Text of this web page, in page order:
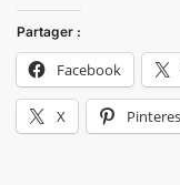
Partager :
Facebook
X